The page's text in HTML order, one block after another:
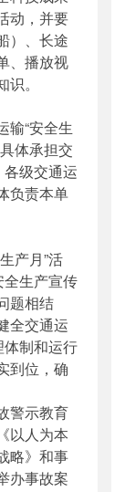
动，并要
）、长途
、播放视
。
“安全生
体承担交
各级交通运
负责本单
产月”活
全生产宣传
题相结
全交通运
体制和运行
到位，确
警示教育
以人为本
略》和事
办事故案